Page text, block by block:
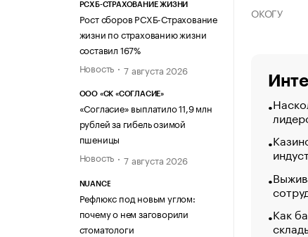
РСХБ-СТРАХОВАНИЕ ЖИЗНИ
Рост сборов РСХБ-Страхование
жизни по страхованию жизни
составил 167%
Новость
7 августа 2026
ООО «СК «СОГЛАСИЕ»
«Согласие» выплатило 11,9 млн
рублей за гибель озимой
пшеницы
Новость
7 августа 2026
NUANCE
Рефлюкс под новым углом:
почему о нем заговорили
стоматологи
ОКОГУ
Как